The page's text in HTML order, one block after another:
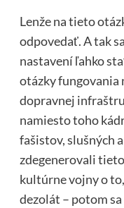
Lenže na tieto
odpovedať. A tak
nastavení ľahko
otázky fungovania
dopravnej
namiesto toho
fašistov, slušných
zdegenerovali
kultúrne vojny o
dezolát – potom